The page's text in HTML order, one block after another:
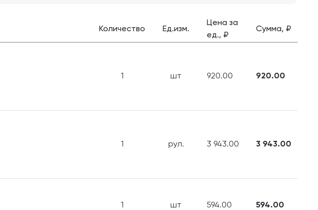
Количество Ед.изм.
Цена за
ед., ₽
Сумма, ₽
1 шт 920.00 920.00
1 рул. 3 943.00 3 943.00
1 шт 594.00 594.00